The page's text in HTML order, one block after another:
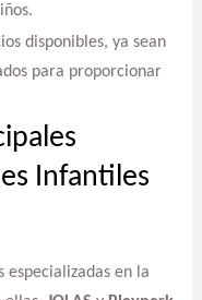
disponibles, ya sean
para proporcionar
Infantiles
especializadas en la